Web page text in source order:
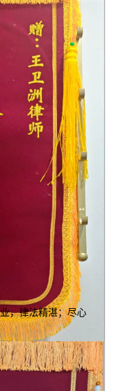
，律法精湛；尽心